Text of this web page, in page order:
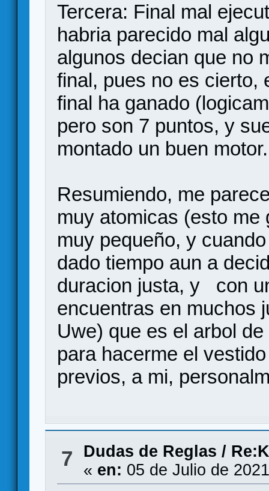
Tercera: Final mal
habria parecido mal
algunos decian que no
final, pues no es cierto,
final ha ganado
pero son 7 puntos, y
montado un buen motor.
Resumiendo, me
muy atomicas (esto
muy pequeño, y
dado tiempo aun a
duracion justa, y con
encuentras en muchos
Uwe) que es el arbol
para hacerme el
previos, a mi,
7 Dudas de Reglas /
« en: 05 de Julio de